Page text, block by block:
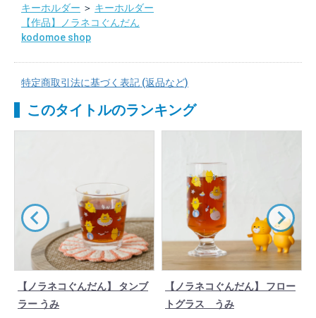
キーホルダー ＞ キーホルダー
【作品】ノラネコぐんだん
kodomoe shop
特定商取引法に基づく表記 (返品など)
このタイトルのランキング
【ノラネコぐんだん】 タンブ
ラー うみ
【ノラネコぐんだん】 フロー
トグラス うみ